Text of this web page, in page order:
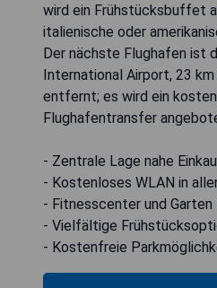
wird ein Frühstücksbuffet
italienische oder
Der nächste Flughafen ist
International Airport, 23
entfernt; es wird ein
Flughafentransfer
- Zentrale Lage nahe
- Kostenloses WLAN in
- Fitnesscenter und Garten
- Vielfältige
- Kostenfreie